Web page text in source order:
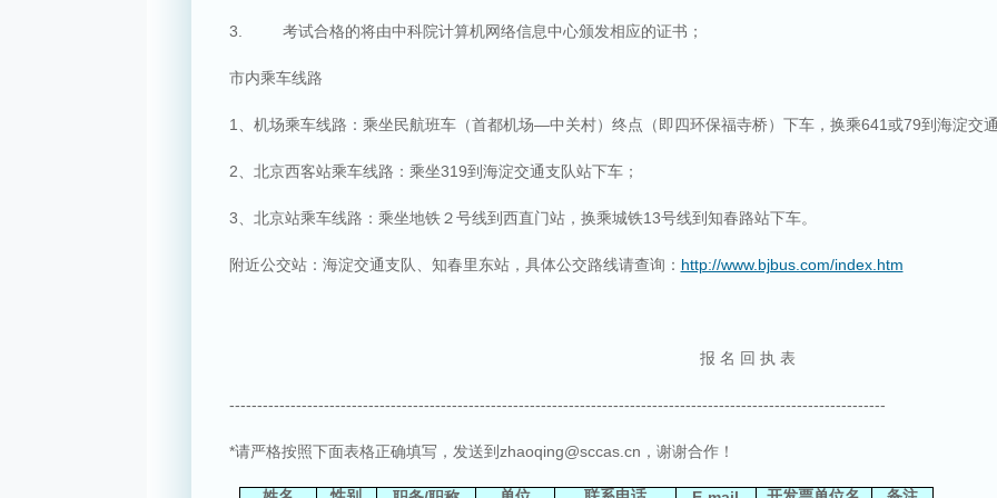
3. 考试合格的将由中科院计算机网络信息中心颁发相应的证书；
市内乘车线路
1 、机场乘车线路：乘坐民航班车（首都机场—中关村）终点（即四环保福寺桥）下车，换乘641或79到海淀交
2 、北京西客站乘车线路：乘坐319到海淀交通支队站下车；
3 、北京站乘车线路：乘坐地铁２号线到西直门站，换乘城铁13号线到知春路站下车。
附近公交站：海淀交通支队、知春里东站，具体公交路线请查询： http://www.bjbus.com/index.htm
报 名 回 执 表
----------------------------------------------------------------------------------------------------------------------
*请严格按照下面表格正确填写，发送到 zhaoqing@sccas.cn ，谢谢合作！